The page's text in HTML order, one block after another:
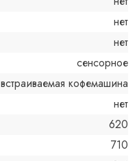
нет
нет
сенсорное
встраиваемая кофемашина
нет
620
710